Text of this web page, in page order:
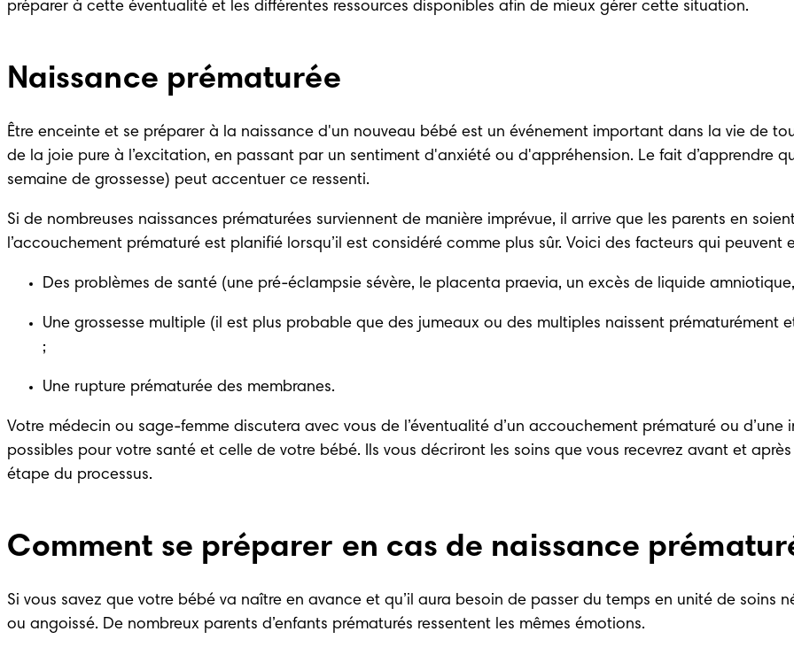
préparer à cette éventualité et les différentes ressources disponibles afin de mieux gérer cette situation.
Naissance prématurée
Être enceinte et se préparer à la naissance d'un nouveau bébé est un événement important dans la vie de
de la joie pure à l’excitation, en passant par un sentiment d'anxiété ou d'appréhension. Le fait d’apprendre
semaine de grossesse) peut accentuer ce ressenti.
Si de nombreuses naissances prématurées surviennent de manière imprévue, il arrive que les parents en
l’accouchement prématuré est planifié lorsqu’il est considéré comme plus sûr. Voici des facteurs qui peuvent
Des problèmes de santé (une pré-éclampsie sévère, le placenta praevia, un excès de liquide
Une grossesse multiple (il est plus probable que des jumeaux ou des multiples naissent prématurément
;
Une rupture prématurée des membranes.
Votre médecin ou sage-femme discutera avec vous de l’éventualité d’un accouchement prématuré ou
possibles pour votre santé et celle de votre bébé. Ils vous décriront les soins que vous recevrez avant et
étape du processus.
Comment se préparer en cas de naissance
Si vous savez que votre bébé va naître en avance et qu’il aura besoin de passer du temps en unité de
ou angoissé. De nombreux parents d’enfants prématurés ressentent les mêmes émotions.